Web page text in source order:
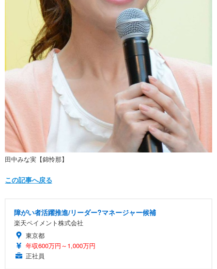
田中みな実【錦怜那】
この記事へ戻る
障がい者活躍推進/リーダー?マネージャー候補
楽天ペイメント株式会社
東京都
年収600万円～1,000万円
正社員